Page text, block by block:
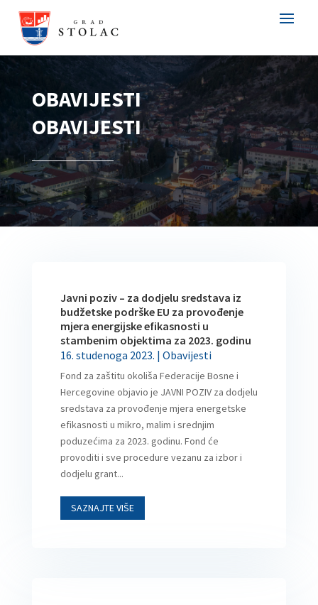
OBAVIJESTI
OBAVIJESTI
Javni poziv – za dodjelu sredstava iz
budžetske podrške EU za provođenje
mjera energijske efikasnosti u
stambenim objektima za 2023. godinu
16. studenoga 2023. | Obavijesti
Fond za zaštitu okoliša Federacije Bosne i
Hercegovine objavio je JAVNI POZIV za dodjelu
sredstava za provođenje mjera energetske
efikasnosti u mikro, malim i srednjim
poduzećima za 2023. godinu. Fond će
provoditi i sve procedure vezanu za izbor i
dodjelu grant...
SAZNAJTE VIŠE